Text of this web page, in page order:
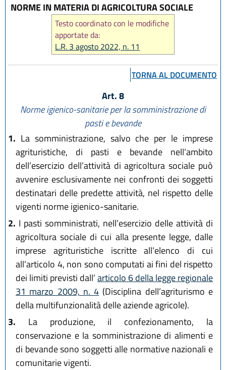
NORME IN MATERIA DI AGRICOLTURA SOCIALE
Testo coordinato con le modifiche
apportate da:
L.R. 3 agosto 2022, n. 11
TORNA AL DOCUMENTO
Art. 8
Norme igienico-sanitarie per la somministrazione di
pasti e bevande
1. La somministrazione, salvo che per le imprese
agrituristiche, di pasti e bevande nell’ambito
dell’esercizio dell’attività di agricoltura sociale può
avvenire esclusivamente nei confronti dei soggetti
destinatari delle predette attività, nel rispetto delle
vigenti norme igienico-sanitarie.
2. I pasti somministrati, nell’esercizio delle attività di
agricoltura sociale di cui alla presente legge, dalle
imprese agrituristiche iscritte all’elenco di cui
all’articolo 4, non sono computati ai fini del rispetto
dei limiti previsti dall’articolo 6 della legge regionale
31 marzo 2009, n. 4 (Disciplina dell’agriturismo e
della multifunzionalità delle aziende agricole).
3. La produzione, il confezionamento, la
conservazione e la somministrazione di alimenti e
di bevande sono soggetti alle normative nazionali e
comunitarie vigenti.